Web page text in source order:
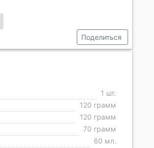
Поделиться
1 шт.
120 грамм
120 грамм
70 грамм
60 мл.